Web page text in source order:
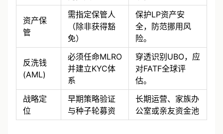
内提交
准。
资产保
需指定保管人
（除非获得豁
免）
保护LP资产安
全，防范挪用风
险。
反洗钱
必须任命MLRO
并建立KYC体
系
穿透识别UBO，应
对FATF全球评
估。
战略定
位
早期策略验证
与种子轮募资
长期运营、家族办
公室或亲友资金池